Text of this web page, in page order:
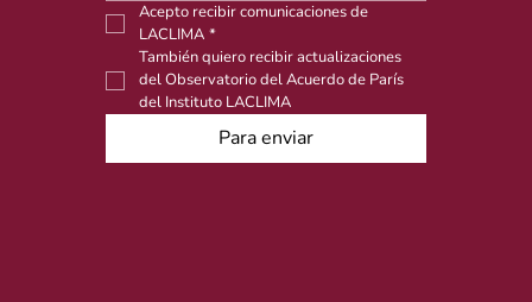
Acepto recibir comunicaciones de
LACLIMA *
También quiero recibir actualizaciones
del Observatorio del Acuerdo de París
del Instituto LACLIMA
Para enviar